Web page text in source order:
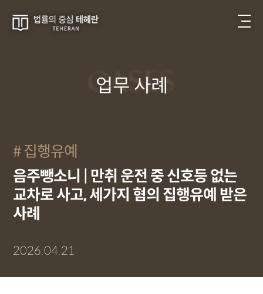
CASES
업무 사례
집행유예
음주뺑소니 | 만취 운전 중 신호등 없는
교차로 사고, 세가지 혐의 집행유예 받은
사례
2026.04.21